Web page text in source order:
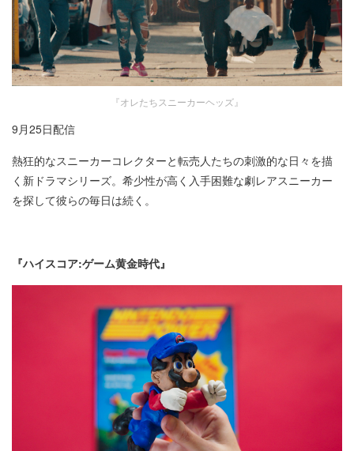
『オレたちスニーカーヘッズ』
9月25日配信​
熱狂的なスニーカーコレクターと転売人たちの刺激的な日々を描
く新ドラマシリーズ。希少性が高く入手困難な劇レアスニーカー
を探して彼らの毎日は続く。
『ハイスコア:ゲーム黄金時代』